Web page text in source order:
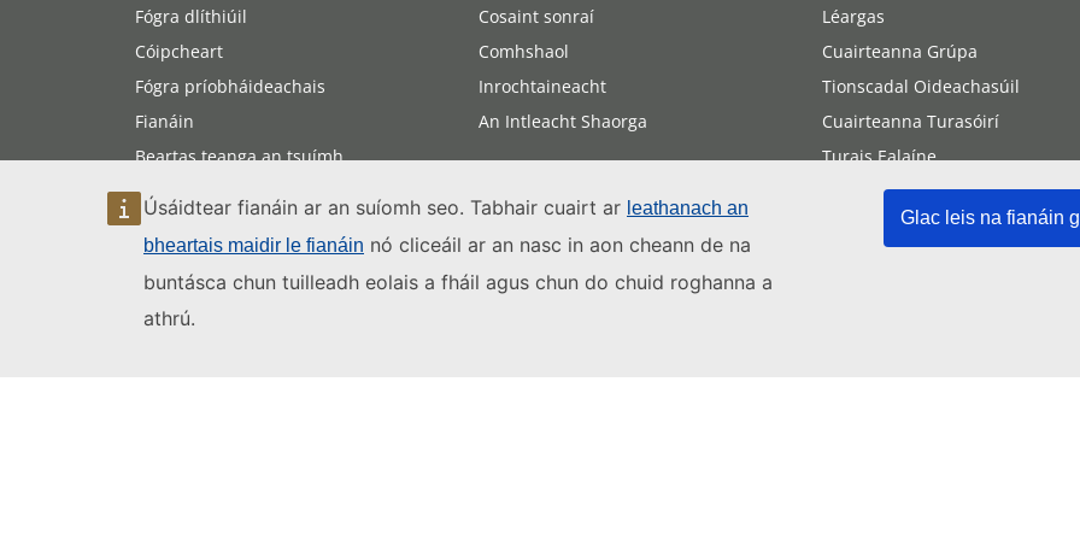
Úsáidtear fianáin ar an suíomh seo. Tabhair cuairt ar leathanach an
bheartais maidir le fianáin nó cliceáil ar an nasc in aon cheann de na
buntásca chun tuilleadh eolais a fháil agus chun do chuid roghanna a
athrú.
Glac leis na fianáin
Fógra dlíthiúil
Cóipcheart
Fógra príobháideachais
Fianáin
Beartas teanga an tsuímh
Inrochtaineacht an tsuímh
Léarscáil an tsuímh
Cosaint sonraí
Comhshaol
Inrochtaineacht
An Intleacht Shaorga
Léargas
Cuairteanna Grúpa
Tionscadal Oideachasúil
Cuairteanna Turasóirí
Turais Ealaíne
Conas dul chuig an gCúirt
Freastal ar éisteachtaí